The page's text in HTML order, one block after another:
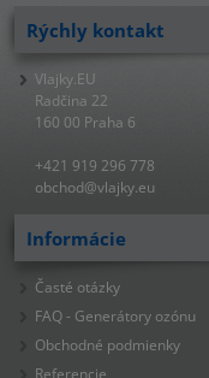
Rýchly kontakt
Vlajky.EU
Radčina 22
160 00 Praha 6
+421 919 296 778
obchod@vlajky.eu
Informácie
Časté otázky
FAQ - Generátory ozónu
Obchodné podmienky
Referencie